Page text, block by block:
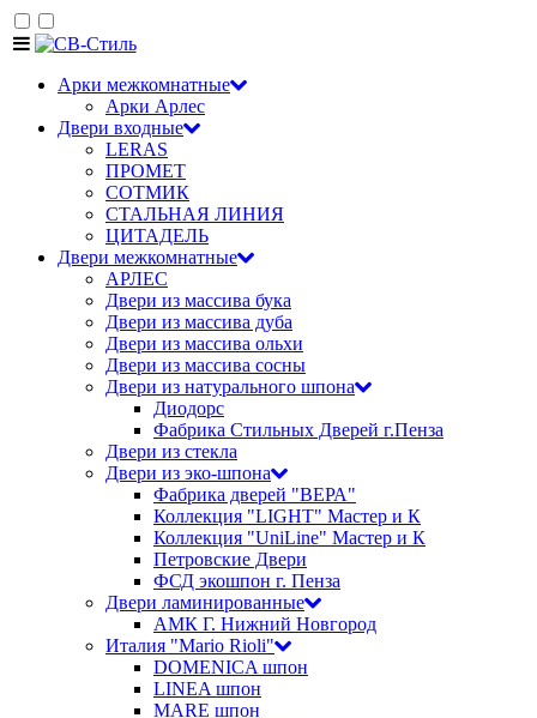
Арки межкомнатные
Арки Арлес
Двери входные
LERAS
ПРОМЕТ
СОТМИК
СТАЛЬНАЯ ЛИНИЯ
ЦИТАДЕЛЬ
Двери межкомнатные
АРЛЕС
Двери из массива бука
Двери из массива дуба
Двери из массива ольхи
Двери из массива сосны
Двери из натурального шпона
Диодорс
Фабрика Стильных Дверей г.Пенза
Двери из стекла
Двери из эко-шпона
Фабрика дверей "ВЕРА"
Коллекция "LIGHT" Мастер и К
Коллекция "UniLine" Мастер и К
Петровские Двери
ФСД экошпон г. Пенза
Двери ламинированные
АМК Г. Нижний Новгород
Италия "Mario Rioli"
DOMENICA шпон
LINEA шпон
MARE шпон